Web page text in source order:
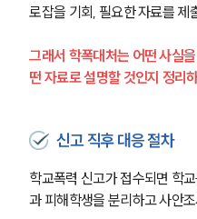
로잡을 기회, 필요한 자료를 제
그래서 학폭대처는 어떤 사실
떤 자료로 설명할 것인지 정리
신고 직후 대응 절차
학교폭력 신고가 접수되면 학
과 피해학생을 분리하고 사안